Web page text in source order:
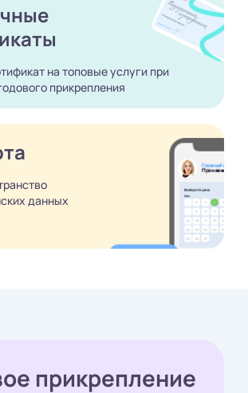
на топовые услуги при
прикрепления
данных
прикрепление